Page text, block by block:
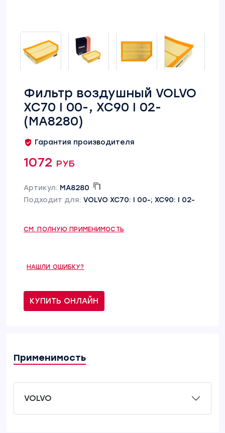
Фильтр воздушный VOLVO
XC70 I 00-, XC90 I 02-
(MA8280)
Гарантия производителя
1072 руб
Артикул: MA8280
Подходит для: VOLVO XC70: I 00-; XC90: I 02-
СМ. ПОЛНУЮ ПРИМЕНИМОСТЬ
НАШЛИ ОШИБКУ?
КУПИТЬ ОНЛАЙН
Применимость
VOLVO